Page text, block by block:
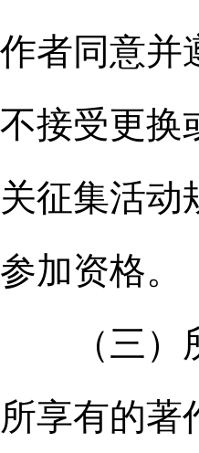
作者同意并
不接受更换
关征集活动
参加资格。
（三）所
所享有的著